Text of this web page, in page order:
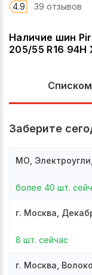
Наличие шин
205/55 R16 94H
Списком
Заберите
МО,
более 40 шт.
г. Москва,
8 шт. сейчас
г. Москва,
4.9 39 отзывов